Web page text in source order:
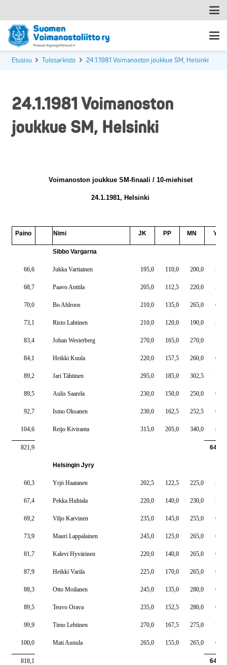
Etusivu Tulosarkisto 24.1.1981 Voimanoston joukkue SM, Helsinki
24.1.1981 Voimanoston
joukkue SM, Helsinki
Voimanoston joukkue SM-finaali / 10-miehiset
24.1.1981, Helsinki
Paino Nimi JK PP MN YT
Sibbo Vargarna
66,6 Jukka Vartiainen 195,0 110,0 200,0
68,7 Paavo Anttila 205,0 112,5 220,0
70,0 Bo Ahlroos 210,0 135,0 265,0
73,1 Risto Lahtinen 210,0 120,0 190,0
83,4 Johan Westerberg 270,0 165,0 270,0
84,1 Heikki Kuula 220,0 157,5 260,0
89,2 Jari Tähtinen 295,0 185,0 302,5
89,5 Aulis Saarela 230,0 150,0 250,0
92,7 Ismo Oksanen 230,0 162,5 252,5
104,6 Reijo Kiviranta 315,0 205,0 340,0
821,9
Helsingin Jyry
60,3 Yrjö Haatanen 202,5 122,5 225,0
67,4 Pekka Huhtala 220,0 140,0 230,0
69,2 Viljo Karvinen 235,0 145,0 255,0
73,9 Mauri Lappalainen 245,0 125,0 265,0
81,7 Kalevi Hyvärinen 220,0 140,0 265,0
87,9 Heikki Varila 225,0 170,0 265,0
88,3 Otto Moilanen 245,0 135,0 280,0
89,5 Teuvo Orava 235,0 152,5 280,0
99,9 Timo Lehtinen 270,0 167,5 275,0
100,0 Mati Aunula 265,0 155,0 265,0
818,1